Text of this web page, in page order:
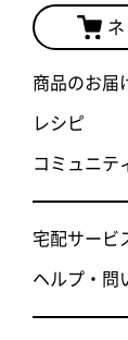
商品のお届
レシピ
コミュニテ
宅配サービ
ヘルプ・問